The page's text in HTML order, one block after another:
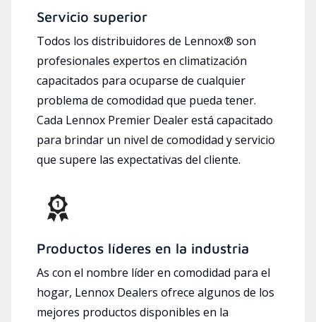
Servicio superior
Todos los distribuidores de Lennox® son
profesionales expertos en climatización
capacitados para ocuparse de cualquier
problema de comodidad que pueda tener.
Cada Lennox Premier Dealer está capacitado
para brindar un nivel de comodidad y servicio
que supere las expectativas del cliente.
Productos líderes en la industria
As con el nombre líder en comodidad para el
hogar, Lennox Dealers ofrece algunos de los
mejores productos disponibles en la